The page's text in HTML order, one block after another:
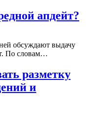
апдейт?
обсуждают выдачу
По словам…
разметку
и